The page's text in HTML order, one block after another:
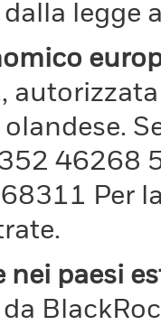
legge
46268
Per
nei paesi